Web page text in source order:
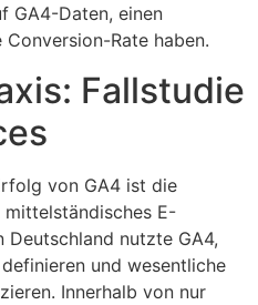
GA4-Daten, einen
Rate haben.
Fallstudie
von GA4 ist die
mittelständisches E-
Deutschland nutzte GA4,
und wesentliche
Innerhalb von nur